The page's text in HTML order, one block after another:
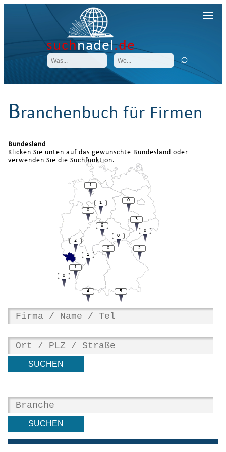
suchnadel.de
Branchenbuch für Firmen
Bundesland
Klicken Sie unten auf das gewünschte Bundesland oder
verwenden Sie die Suchfunktion.
2
0
2
3
0
0
1
1
0
0
0
1
1
4
0
5